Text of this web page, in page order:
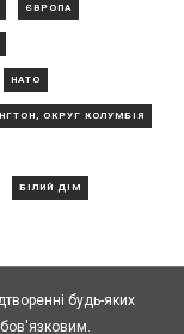
ЄВРОПА
НАТО
ОКРУГ КОЛУМБІЯ
БІЛИЙ ДІМ
будь-яких